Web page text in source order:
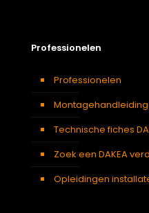
Professionelen
Professionelen
Technische fiches
Zoek een DAKEA
Opleidingen